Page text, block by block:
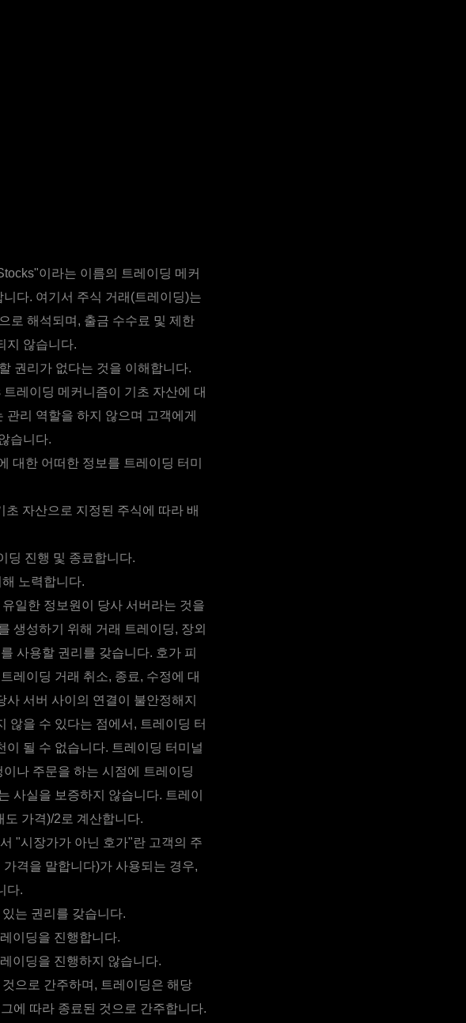
이라는 이름의 트레이딩 메커
다. 여기서 주식 거래(트레이딩)는
로 해석되며, 출금 수수료 및 제한
지 않습니다.
권리가 없다는 것을 이해합니다.
레이딩 메커니즘이 기초 자산에 대
리 역할을 하지 않으며 고객에게
습니다.
대한 어떠한 정보를 트레이딩 터미
자산으로 지정된 주식에 따라 배
딩 진행 및 종료합니다.
노력합니다.
일한 정보원이 당사 서버라는 것을
생성하기 위해 거래 트레이딩, 장외
사용할 권리를 갖습니다. 호가 피
레이딩 거래 취소, 종료, 수정에 대
서버 사이의 연결이 불안정해지
않을 수 있다는 점에서, 트레이딩 터
될 수 없습니다. 트레이딩 터미널
나 주문을 하는 시점에 트레이딩
사실을 보증하지 않습니다. 트레이
가격)/2로 계산합니다.
"시장가가 아닌 호가"란 고객의 주
격을 말합니다)가 사용되는 경우,
다.
는 권리를 갖습니다.
이딩을 진행합니다.
이딩을 진행하지 않습니다.
으로 간주하며, 트레이딩은 해당
에 따라 종료된 것으로 간주합니다.